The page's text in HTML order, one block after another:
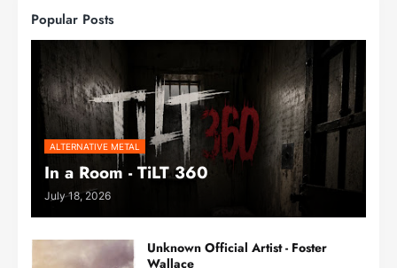
Popular Posts
ALTERNATIVE METAL
In a Room - TiLT 360
July 18, 2026
Unknown Official Artist - Foster
Wallace